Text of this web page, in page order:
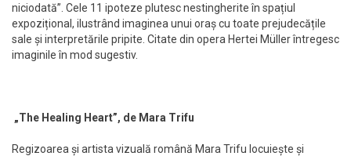
niciodată”. Cele 11 ipoteze plutesc nestingherite în spațiul
expozițional, ilustrând imaginea unui oraș cu toate prejudecățile
sale și interpretările pripite. Citate din opera Hertei Müller întregesc
imaginile în mod sugestiv.
„The Healing Heart”, de Mara Trifu
Regizoarea și artista vizuală română Mara Trifu locuiește și